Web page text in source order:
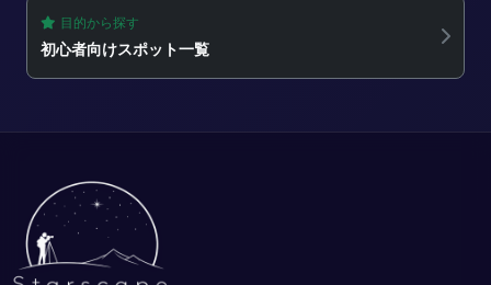
目的から探す
初心者向けスポット一覧